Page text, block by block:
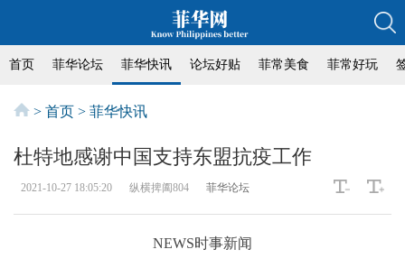
首页 菲华论坛 菲华快讯 论坛好贴 菲常美食 菲常好玩
> 首页 > 菲华快讯
杜特地感谢中国支持东盟抗疫工作
2021-10-27 18:05:20 纵横捭阖804 菲华论坛
NEWS时事新闻